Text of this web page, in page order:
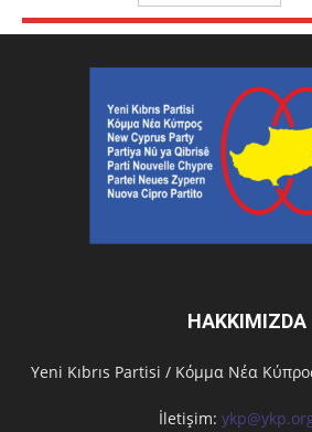
HAKKIMIZDA
Υeni Kıbrıs Partisi / Κόμμα Νέα
İletişim: